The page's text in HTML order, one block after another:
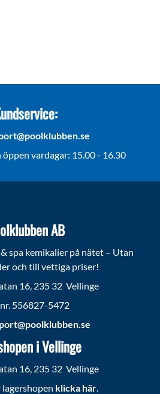
öppen vardagar: 15.00 - 16.30
AB
spa kemikalier på nätet – Utan
och till vettiga priser!
16, 235 32 Vellinge
556827-5472
i Vellinge
16, 235 32 Vellinge
klicka här.